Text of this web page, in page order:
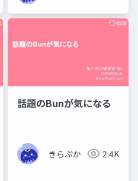
話題のBunが気になる
きらぷか 2.4K